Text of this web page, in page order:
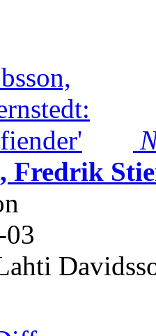
Fredrik